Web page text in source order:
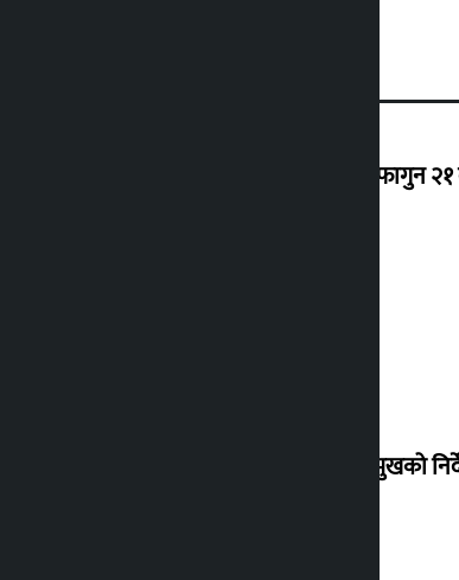
‘राजसंस्था हटेदेखि नेपाललाई दशा लाग्यो, फागुन
संसद् बैठकमा कालो चस्मा नलगाउन सभामुखको